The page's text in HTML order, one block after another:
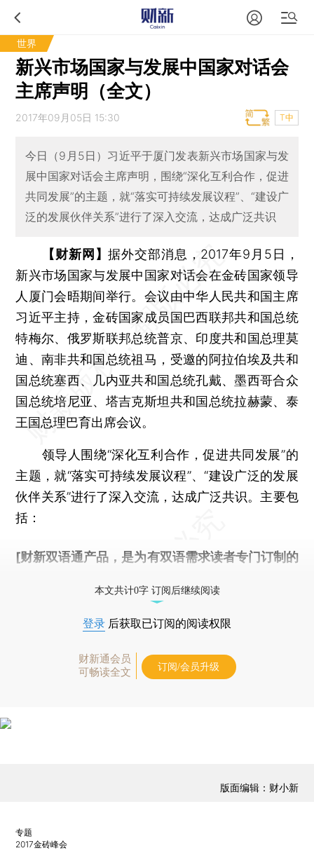
世界
新兴市场国家与发展中国家对话会
主席声明（全文）
2017年09月05日 15:30 T中
今日（9月5日）习近平于厦门发表新兴市场国家与发
展中国家对话会主席声明，围绕“深化互利合作，促进
共同发展”的主题，就“落实可持续发展议程”、“建设广
泛的发展伙伴关系”进行了深入交流，达成广泛共识
【财新网】据外交部消息，2017年9月5日，
新兴市场国家与发展中国家对话会在金砖国家领导
人厦门会晤期间举行。会议由中华人民共和国主席
习近平主持，金砖国家成员国巴西联邦共和国总统
特梅尔、俄罗斯联邦总统普京、印度共和国总理莫
迪、南非共和国总统祖马，受邀的阿拉伯埃及共和
国总统塞西、几内亚共和国总统孔戴、墨西哥合众
国总统培尼亚、塔吉克斯坦共和国总统拉赫蒙、泰
王国总理巴育出席会议。
领导人围绕“深化互利合作，促进共同发展”的
主题，就“落实可持续发展议程”、“建设广泛的发展
伙伴关系”进行了深入交流，达成广泛共识。主要包
括：
[财新双语通产品，是为有双语需求读者专门订制的
本文共计0字 订阅后继续阅读
登录 后获取已订阅的阅读权限
财新通会员
可畅读全文
订阅/会员升级
版面编辑：财小新
专题
2017金砖峰会